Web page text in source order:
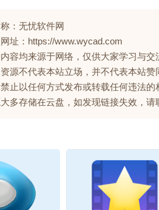
：无忧软件网
址：https://www.wycad.com
容均来源于网络，仅供大家学习与
源不代表本站立场，并不代表本站赞
止以任何方式发布或转载任何违法
多存储在云盘，如发现链接失效，